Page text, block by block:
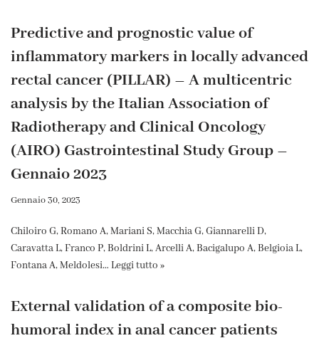
Predictive and prognostic value of
inflammatory markers in locally advanced
rectal cancer (PILLAR) – A multicentric
analysis by the Italian Association of
Radiotherapy and Clinical Oncology
(AIRO) Gastrointestinal Study Group –
Gennaio 2023
Gennaio 30, 2023
Chiloiro G, Romano A, Mariani S, Macchia G, Giannarelli D,
Caravatta L, Franco P, Boldrini L, Arcelli A, Bacigalupo A, Belgioia L,
Fontana A, Meldolesi… Leggi tutto »
External validation of a composite bio-
humoral index in anal cancer patients